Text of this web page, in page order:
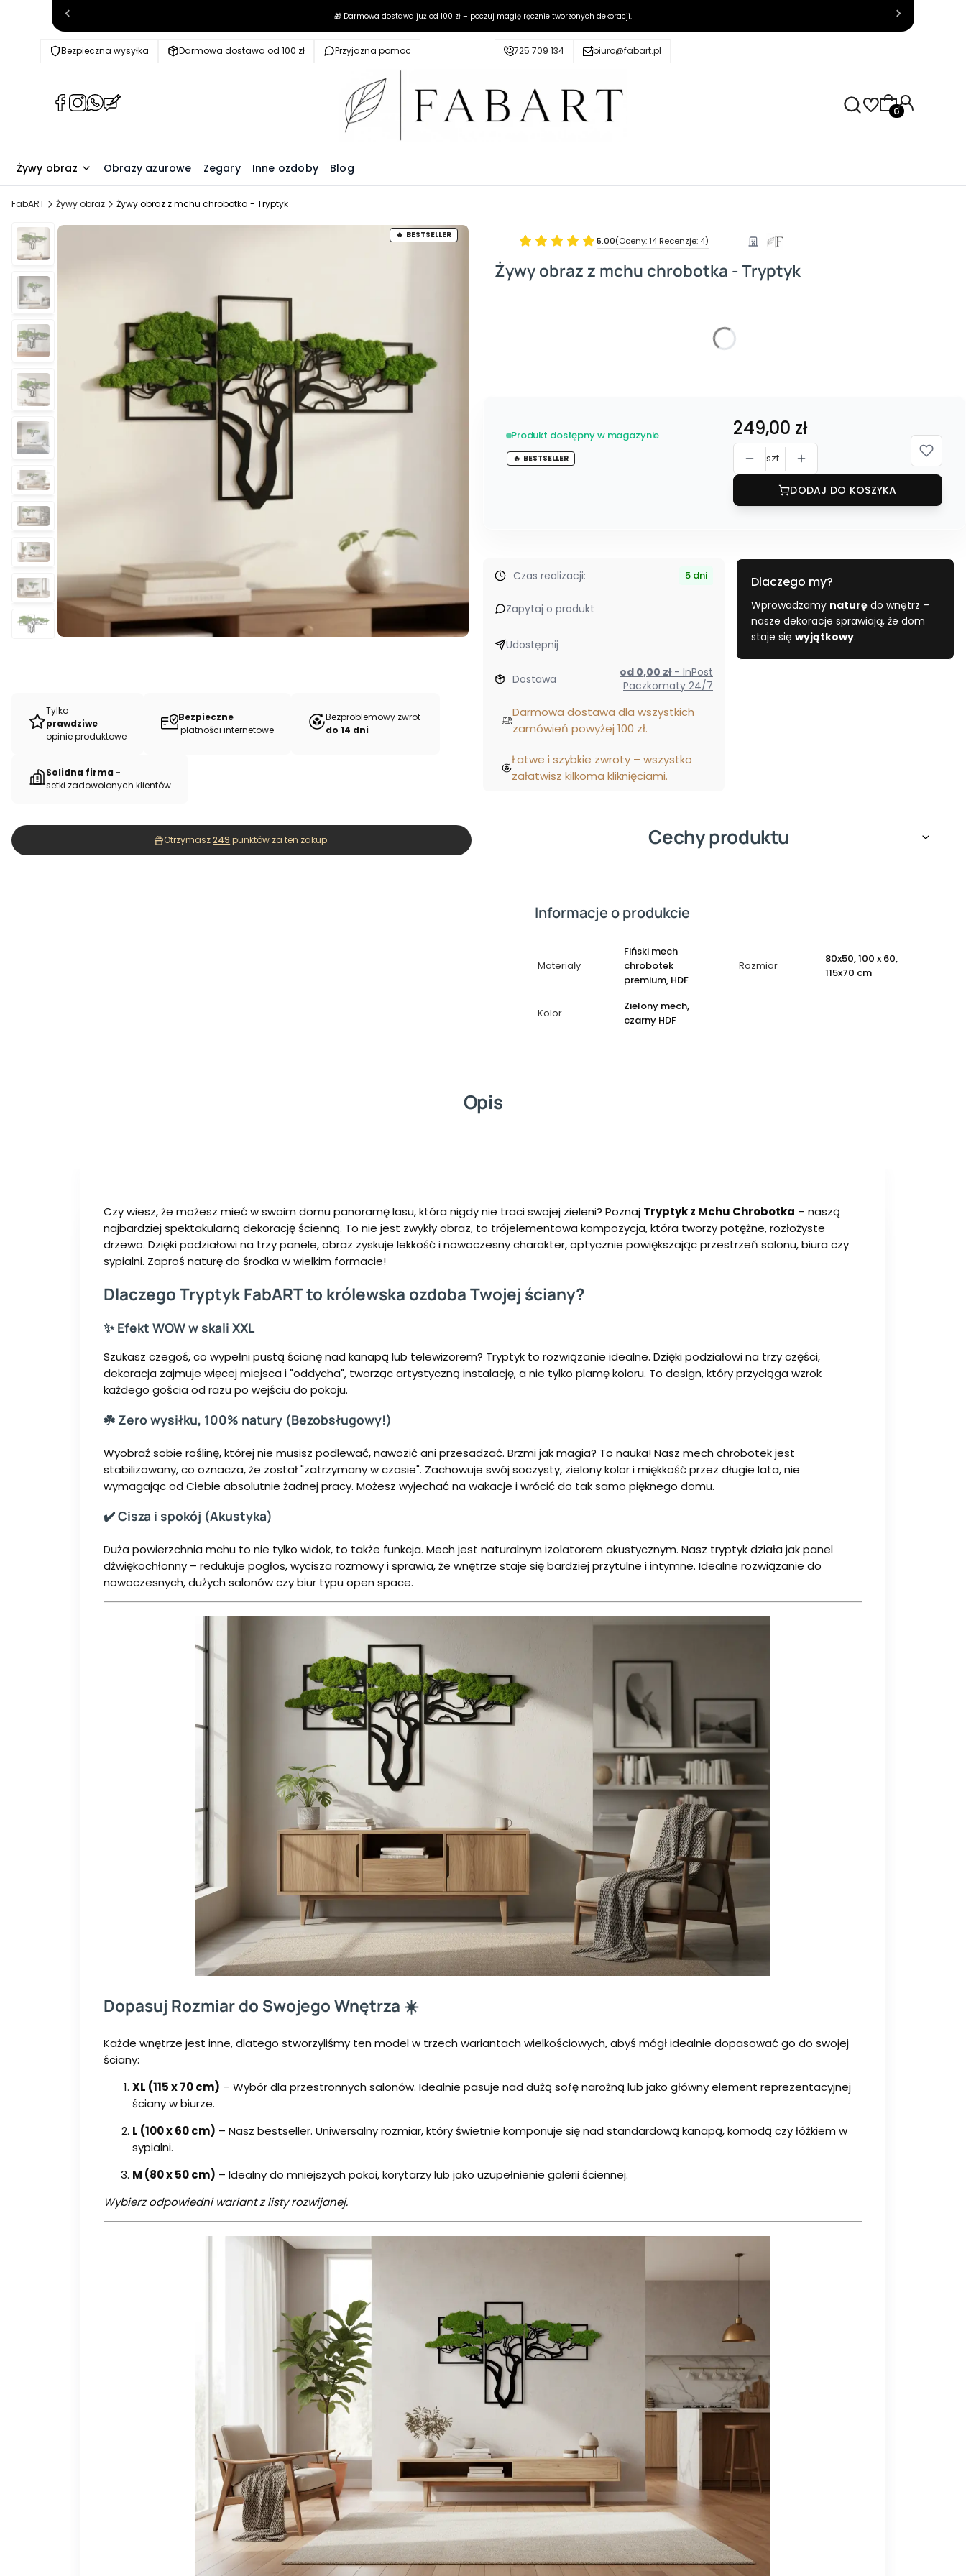
🎁 Darmowa dostawa już od 100 zł – poczuj magię ręcznie tworzonych dekoracji.
Bezpieczna wysyłka Darmowa dostawa od 100 zł Przyjazna pomoc 725 709 134 biuro@fabart.pl
(Otwiera
karcie)
(Otwiera
karcie)
(Otwiera
karcie)
(Otwiera
karcie)
Produkty w
Żywy obraz Obrazy ażurowe Zegary Inne ozdoby Blog
FabART Żywy obraz Żywy obraz z mchu chrobotka - Tryptyk
Tylko
prawdziwe
opinie produktowe
Bezpieczne
płatności internetowe
Bezproblemowy zwrot
do 14 dni
Solidna firma -
setki zadowolonych klientów
Otrzymasz249 punktów za ten zakup.
BESTSELLER 5.00(Oceny: 14 Recenzje: 4)
Żywy obraz z mchu chrobotka - Tryptyk
Produkt dostępny w magazynie
Etykiety
BESTSELLER
Cena
249,00 zł
szt.
DODAJ DO KOSZYKA
Czas realizacji: 5 dni
Zapytaj o produkt
Udostępnij
Dostawa od 0,00 zł - InPost
Paczkomaty 24/7
Darmowa dostawa dla wszystkich
zamówień powyżej 100 zł.
Łatwe i szybkie zwroty – wszystko
załatwisz kilkoma kliknięciami.
Dlaczego my?
Wprowadzamy naturę do wnętrz –
nasze dekoracje sprawiają, że dom
staje się wyjątkowy.
Cechy produktu
Informacje o produkcie
Materiały
Fiński mech
chrobotek
premium, HDF
Rozmiar
80x50, 100 x 60,
115x70 cm
Kolor
Zielony mech,
czarny HDF
Opis
Czy wiesz, że możesz mieć w swoim domu panoramę lasu, która nigdy nie traci swojej zieleni? Poznaj Tryptyk z Mchu Chrobotka – naszą
najbardziej spektakularną dekorację ścienną. To nie jest zwykły obraz, to trójelementowa kompozycja, która tworzy potężne, rozłożyste
drzewo. Dzięki podziałowi na trzy panele, obraz zyskuje lekkość i nowoczesny charakter, optycznie powiększając przestrzeń salonu, biura czy
sypialni. Zaproś naturę do środka w wielkim formacie!
Dlaczego Tryptyk FabART to królewska ozdoba Twojej ściany?
✨ Efekt WOW w skali XXL
Szukasz czegoś, co wypełni pustą ścianę nad kanapą lub telewizorem? Tryptyk to rozwiązanie idealne. Dzięki podziałowi na trzy części,
dekoracja zajmuje więcej miejsca i "oddycha", tworząc artystyczną instalację, a nie tylko plamę koloru. To design, który przyciąga wzrok
każdego gościa od razu po wejściu do pokoju.
☘️ Zero wysiłku, 100% natury (Bezobsługowy!)
Wyobraź sobie roślinę, której nie musisz podlewać, nawozić ani przesadzać. Brzmi jak magia? To nauka! Nasz mech chrobotek jest
stabilizowany, co oznacza, że został "zatrzymany w czasie". Zachowuje swój soczysty, zielony kolor i miękkość przez długie lata, nie
wymagając od Ciebie absolutnie żadnej pracy. Możesz wyjechać na wakacje i wrócić do tak samo pięknego domu.
✔️ Cisza i spokój (Akustyka)
Duża powierzchnia mchu to nie tylko widok, to także funkcja. Mech jest naturalnym izolatorem akustycznym. Nasz tryptyk działa jak panel
dźwiękochłonny – redukuje pogłos, wycisza rozmowy i sprawia, że wnętrze staje się bardziej przytulne i intymne. Idealne rozwiązanie do
nowoczesnych, dużych salonów czy biur typu open space.
Dopasuj Rozmiar do Swojego Wnętrza ☀️
Każde wnętrze jest inne, dlatego stworzyliśmy ten model w trzech wariantach wielkościowych, abyś mógł idealnie dopasować go do swojej
ściany:
XL (115 x 70 cm) – Wybór dla przestronnych salonów. Idealnie pasuje nad dużą sofę narożną lub jako główny element reprezentacyjnej
ściany w biurze.
L (100 x 60 cm) – Nasz bestseller. Uniwersalny rozmiar, który świetnie komponuje się nad standardową kanapą, komodą czy łóżkiem w
sypialni.
M (80 x 50 cm) – Idealny do mniejszych pokoi, korytarzy lub jako uzupełnienie galerii ściennej.
Wybierz odpowiedni wariant z listy rozwijanej.